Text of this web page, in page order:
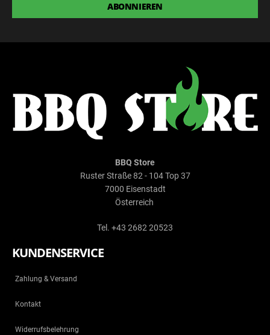
ABONNIEREN
BBQ Store
Ruster Straße 82 - 104 Top 37
7000 Eisenstadt
Österreich
Tel. +43 2682 20523
KUNDENSERVICE
Zahlung & Versand
Kontakt
Widerrufsbelehrung